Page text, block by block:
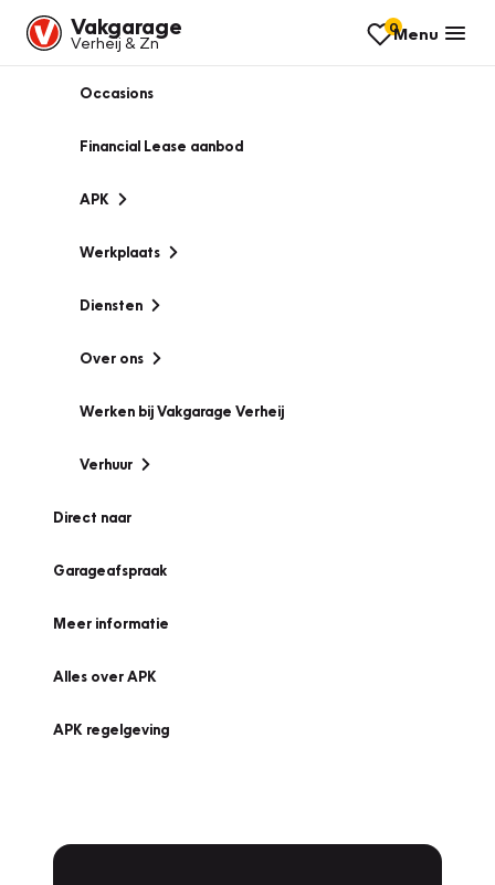
Vakgarage
Verheij & Zn
0Menu
Occasions
Financial Lease aanbod
APK
Werkplaats
Diensten
Over ons
Werken bij Vakgarage Verheij
Verhuur
Direct naar
Garageafspraak
Meer informatie
Alles over APK
APK regelgeving